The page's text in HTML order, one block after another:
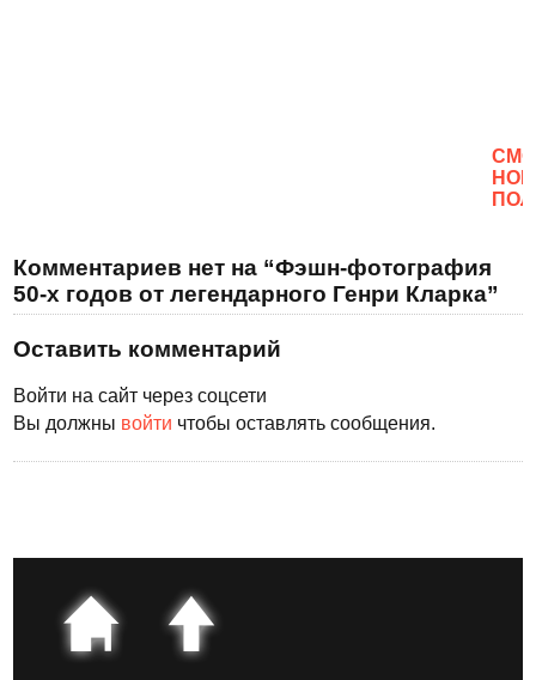
Комментариев нет на “Фэшн-фотография
50-х годов от легендарного Генри Кларка”
Оставить комментарий
Войти на сайт через соцсети
Вы должны войти чтобы оставлять сообщения.